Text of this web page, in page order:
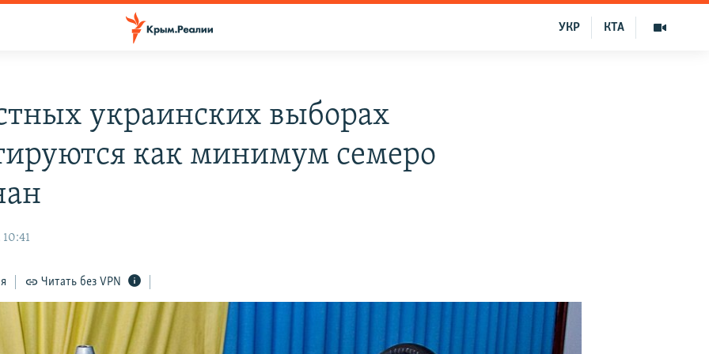
КТА
УКР
украинских выборах
как минимум семеро
Читать без VPN